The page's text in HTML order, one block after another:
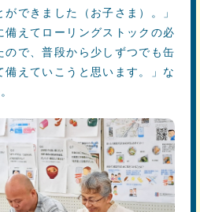
できました（お子さま）。」
備えてローリングストックの必
ので、普段から少しずつでも缶
えていこうと思います。」な